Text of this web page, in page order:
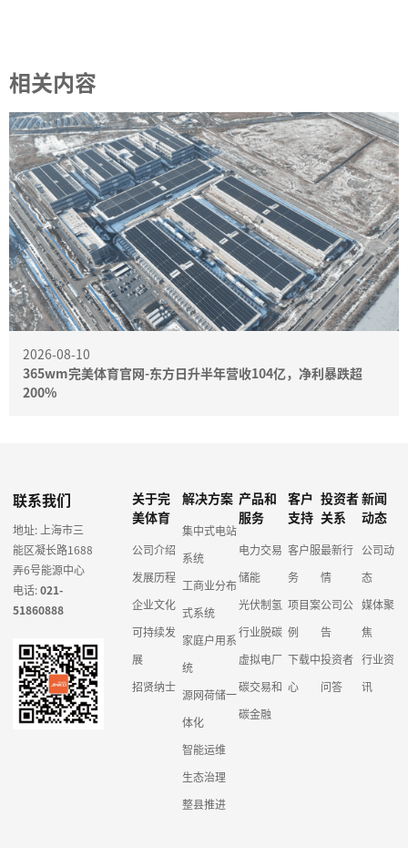
相关内容
2026-08-10
365wm完美体育官网-东方日升半年营收104亿，净利暴跌超
200%
联系我们
地址: 上海市三
能区凝长路1688
弄6号能源中心
电话:021-
51860888
关于完
美体育
公司介绍
发展历程
企业文化
可持续发
展
招贤纳士
解决方案
集中式电站
系统
工商业分布
式系统
家庭户用系
统
源网荷储一
体化
智能运维
生态治理
整县推进
产品和
服务
电力交易
储能
光伏制氢
行业脱碳
虚拟电厂
碳交易和
碳金融
客户
支持
客户服
务
项目案
例
下载中
心
投资者
关系
最新行
情
公司公
告
投资者
问答
新闻
动态
公司动
态
媒体聚
焦
行业资
讯